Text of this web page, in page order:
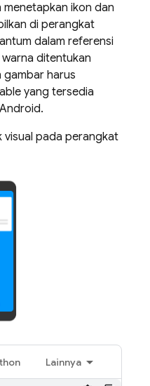
ikon dan
di perangkat
dalam referensi
warna ditentukan
harus
yang tersedia
visual pada perangkat
Lainnya